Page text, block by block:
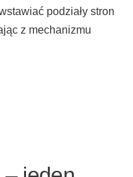
podziały stron
z mechanizmu